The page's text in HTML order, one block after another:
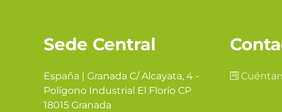
Sede Central
España | Granada C/ Alcayata, 4 -
Polígono Industrial El Florío CP
18015 Granada